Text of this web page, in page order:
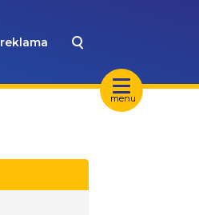
menu
reklama